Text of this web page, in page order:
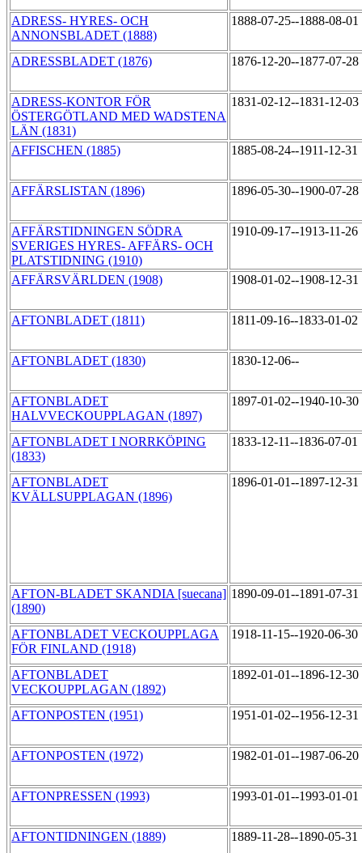
ADRESS- HYRES- OCH
ANNONSBLADET (1888)
1888-07-25--1888-08-01
ADRESSBLADET (1876) 1876-12-20--1877-07-28
ADRESS-KONTOR FÖR
ÖSTERGÖTLAND MED WADSTENA
LÄN (1831)
1831-02-12--1831-12-03
AFFISCHEN (1885) 1885-08-24--1911-12-31
AFFÄRSLISTAN (1896) 1896-05-30--1900-07-28
AFFÄRSTIDNINGEN SÖDRA
SVERIGES HYRES- AFFÄRS- OCH
PLATSTIDNING (1910)
1910-09-17--1913-11-26
AFFÄRSVÄRLDEN (1908) 1908-01-02--1908-12-31
AFTONBLADET (1811) 1811-09-16--1833-01-02
AFTONBLADET (1830) 1830-12-06--
AFTONBLADET
HALVVECKOUPPLAGAN (1897)
1897-01-02--1940-10-30
AFTONBLADET I NORRKÖPING
(1833)
1833-12-11--1836-07-01
AFTONBLADET
KVÄLLSUPPLAGAN (1896)
1896-01-01--1897-12-31
AFTON-BLADET SKANDIA [suecana]
(1890)
1890-09-01--1891-07-31
AFTONBLADET VECKOUPPLAGA
FÖR FINLAND (1918)
1918-11-15--1920-06-30
AFTONBLADET
VECKOUPPLAGAN (1892)
1892-01-01--1896-12-30
AFTONPOSTEN (1951) 1951-01-02--1956-12-31
AFTONPOSTEN (1972) 1982-01-01--1987-06-20
AFTONPRESSEN (1993) 1993-01-01--1993-01-01
AFTONTIDNINGEN (1889) 1889-11-28--1890-05-31